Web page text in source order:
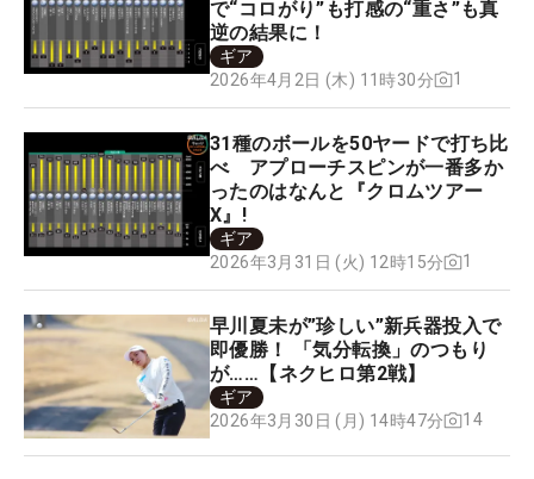
で“コロがり”も打感の“重さ”も真
逆の結果に！
ギア
2026年4月2日 (木) 11時30分
1
31種のボールを50ヤードで打ち比
べ アプローチスピンが一番多か
ったのはなんと『クロムツアー
X』!
ギア
2026年3月31日 (火) 12時15分
1
早川夏未が”珍しい”新兵器投入で
即優勝！ 「気分転換」のつもり
が……【ネクヒロ第2戦】
ギア
2026年3月30日 (月) 14時47分
14